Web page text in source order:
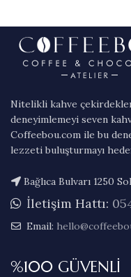
Nitelikli kahve
deneyimlemeyi seven
Coffeebou.com ile bu
lezzeti buluşturmayı
Bağlıca Bulvarı 1250
İletişim Hattı:
Email:
%100 GÜVENLİ